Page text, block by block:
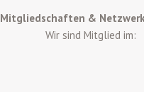
Mitgliedschaften &
Wir sind Mitglied im: